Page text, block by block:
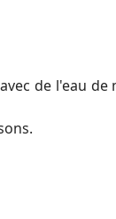
de l'eau de